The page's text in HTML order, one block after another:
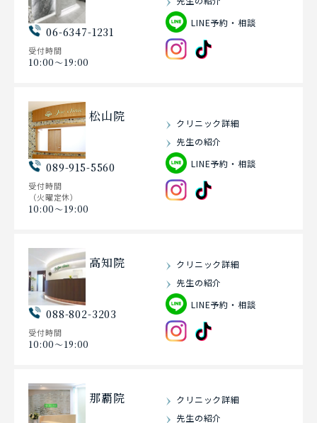
06-6347-1231
受付時間
10:00〜19:00
LINE予約・相談
松山院
089-915-5560
受付時間
（火曜定休）
10:00〜19:00
クリニック詳細
先生の紹介
LINE予約・相談
高知院
088-802-3203
受付時間
10:00〜19:00
クリニック詳細
先生の紹介
LINE予約・相談
那覇院
クリニック詳細
先生の紹介